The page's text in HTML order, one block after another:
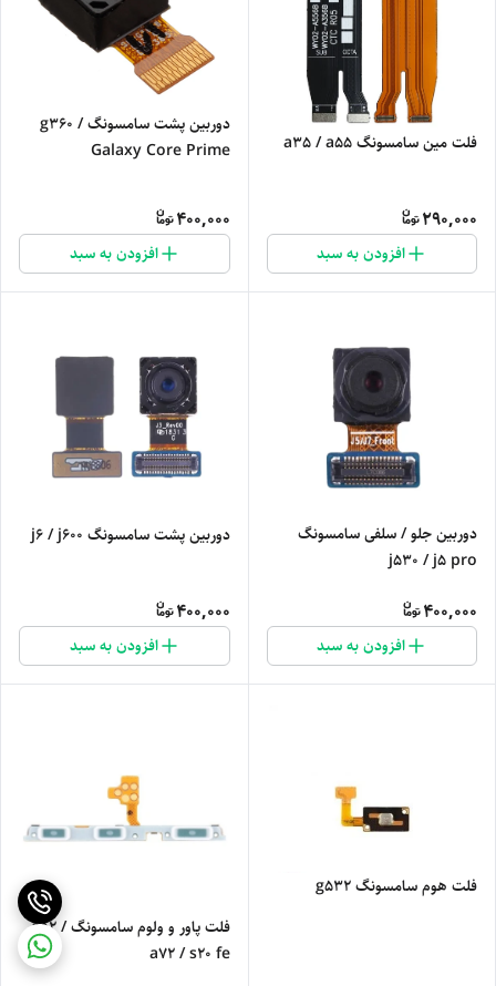
فلت مین سامسونگ a35 / a55
290,000
افزودن به سبد
دوربین پشت سامسونگ g360 /
Galaxy Core Prime
400,000
افزودن به سبد
دوربین جلو / سلفی سامسونگ
j530 / j5 pro
400,000
افزودن به سبد
دوربین پشت سامسونگ j6 / j600
400,000
افزودن به سبد
فلت هوم سامسونگ g532
فلت پاور و ولوم سامسونگ a52 /
a72 / s20 fe